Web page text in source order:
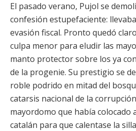
El pasado verano, Pujol se
confesión estupefaciente:
evasión fiscal. Pronto quedó
culpa menor para eludir las
manto protector sobre los ya
de la progenie. Su prestigio se
roble podrido en mitad del
catarsis nacional de la
mayordomo que había colocado
catalán para que calentase la